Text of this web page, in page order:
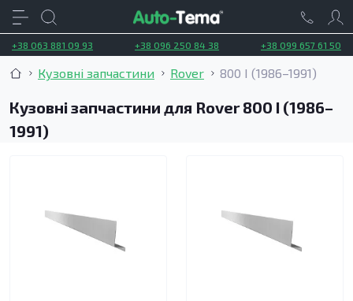
+38 063 881 09 93 +38 096 250 84 38 +38 099 657 61 50
Кузовні запчастини Rover 800 I (1986–1991)
Кузовні запчастини для Rover 800 I (1986–
1991)